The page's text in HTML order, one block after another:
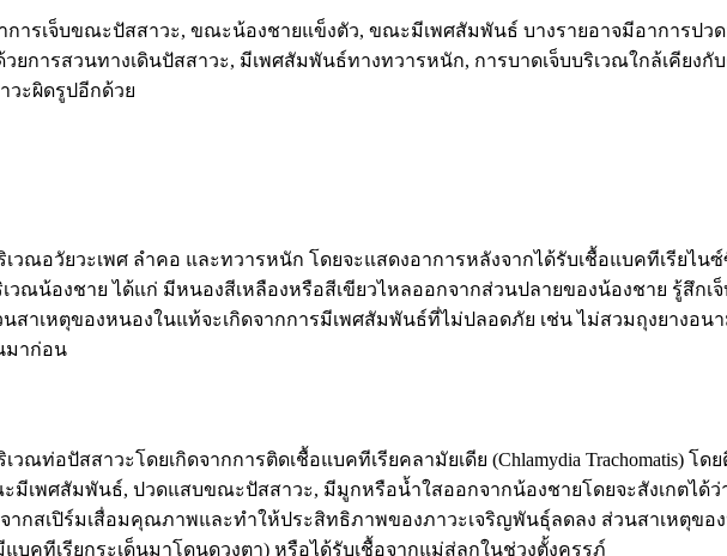
ารเจ็บขณะปัสสาวะ, ขณะน้องชายแข็งตัว, ขณะมีเพศสัมพันธ์ บางรายอาจมีอาการปว
ยการสวนทางเดินปัสสาวะ, มีเพศสัมพันธ์ทางทวารหนัก, การบาดเจ็บบริเวณใกล้เคียง
ะผิดรูปอีกด้วย
ณอวัยวะเพศ ลำคอ และทวารหนัก โดยจะแสดงอาการหลังจากได้รับเชื้อแบคทีเรียไนซ์ซีเ
วณน้องชาย ได้แก่ มีหนองสีเหลืองหรือสีเขียวไหลออกจากส่วนปลายของน้องชาย รู้สึก
าเหตุของหนองในแท้จะเกิดจากการมีเพศสัมพันธ์ที่ไม่ปลอดภัย เช่น ไม่สวมถุงยางอ
มาก่อน
ณท่อปัสสาวะโดยเกิดจากการติดเชื้อแบคทีเรียคลามัยเดีย (Chlamydia Trachomatis)
มีเพศสัมพันธ์, ปวดแสบขณะปัสสาวะ, มีมูกหรือน้ำใสออกจากน้องชายโดยจะสังเกตไ
ากสเปิร์มเสื่อมคุณภาพและทำให้ประสิทธิภาพของภาวะเจริญพันธุ์ลดลง ส่วนสาเหตุขอ
บคทีเรียกระเด็นมาโดนดวงตา) หรือได้รับเชื้อจากแม่สู่ลูกในช่วงตั้งครรภ์